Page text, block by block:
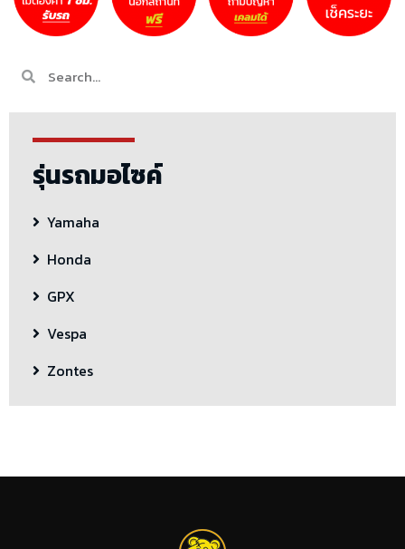
รุ่นรถมอไซค์
Yamaha
Honda
GPX
Vespa
Zontes